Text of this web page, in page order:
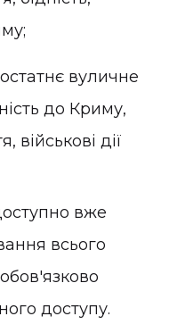
вуличне
до Криму,
військові дії
вже
всього
доступу.